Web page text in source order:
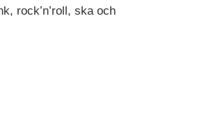
rock’n’roll, ska och